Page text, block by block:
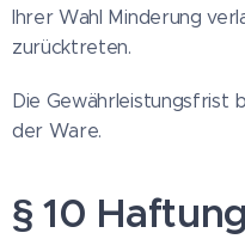
Ihrer Wahl Minderung
zurücktreten.
Die Gewährleistungsfrist
der Ware.
§ 10 Haftung